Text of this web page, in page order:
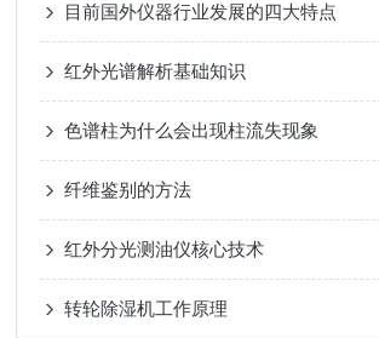
目前国外仪器行业发展的四大特点
红外光谱解析基础知识
色谱柱为什么会出现柱流失现象
纤维鉴别的方法
红外分光测油仪核心技术
转轮除湿机工作原理